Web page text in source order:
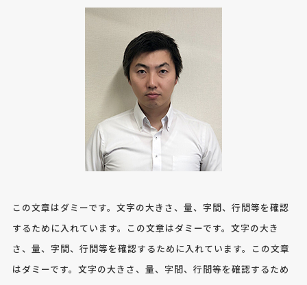
この文章はダミーです。文字の大きさ、量、字間、行間等を確認
するために入れています。この文章はダミーです。文字の大き
さ、量、字間、行間等を確認するために入れています。この文章
はダミーです。文字の大きさ、量、字間、行間等を確認するため